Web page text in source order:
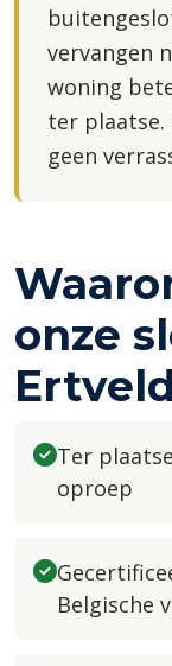
vervangen
woning
ter plaatse.
geen
onze
Ter
oproep
Belgische